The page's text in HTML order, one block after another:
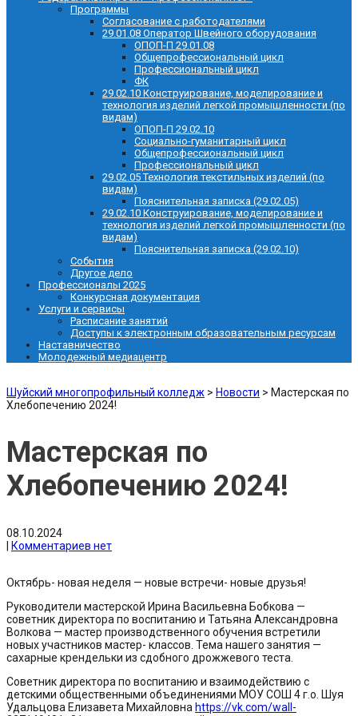
Программы
Согласование с работодателями
29.01.08 Оператор Швейного оборудования
ОПОП-П 29.01.08
Общепрофессиональный цикл
Профессиональный цикл
ФК
29.02.10 Конструирование, моделирование и
технология изделий легкой промышленности (по
видам)
ОПОП-П 29.02.10
Социально-гуманитарный цикл
Общепрофессиональный цикл
Профессиональный цикл
29.02.05 Технология текстильных изделий (по
видам)
Пояснительная записка (29.02.05)
29.02.10 Конструирование, моделирование и
технология изделий легкой промышленности (по
видам)
Пояснительная записка (29.02.10)
События
Другое дело
Профессионалы 2025
Конкурсная документация
Услуги и сервисы
Расписание занятий
Доступы к электронным образовательным ресурсам
Наставничество
Молодежный медиацентр
Шуйский многопрофильный колледж > Новости > Мастерская по
Хлебопечению 2024!
Мастерская по
Хлебопечению 2024!
08.10.2024
Комментариев нет
Октябрь- новая неделя — новые встречи- новые друзья!
Руководители мастерской Ирина Васильевна Бобкова —
советник директора по воспитанию и Татьяна Александровна
Волкова — мастер производственного обучения встретили
новых участников мастер- классов. Тема нашего занятия —
сахарные крендельки из сдобного дрожжевого теста.
Советник директора по воспитанию и взаимодействию с
детскими общественными объединениями МОУ СОШ 4 г.о. Шуя
Удальцова Елизавета Михайловна https://vk.com/wall-